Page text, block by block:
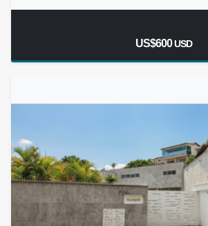
US$600USD